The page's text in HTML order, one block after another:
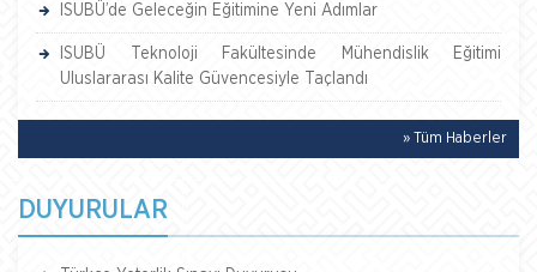
ISUBÜ’de Geleceğin Eğitimine Yeni Adımlar
ISUBÜ Teknoloji Fakültesinde Mühendislik Eğitimi
Uluslararası Kalite Güvencesiyle Taçlandı
» Tüm Haberler
DUYURULAR